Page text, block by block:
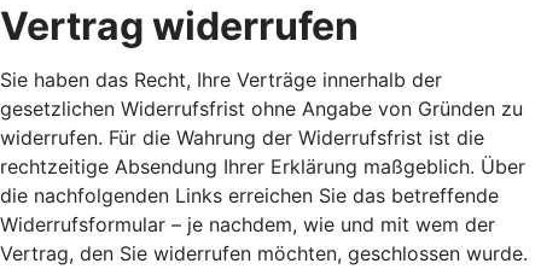
Vertrag widerrufen
Sie haben das Recht, Ihre Verträge innerhalb der
gesetzlichen Widerrufsfrist ohne Angabe von Gründen zu
widerrufen. Für die Wahrung der Widerrufsfrist ist die
rechtzeitige Absendung Ihrer Erklärung maßgeblich. Über
die nachfolgenden Links erreichen Sie das betreffende
Widerrufsformular – je nachdem, wie und mit wem der
Vertrag, den Sie widerrufen möchten, geschlossen wurde.